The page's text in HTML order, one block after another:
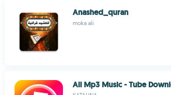
Anashed_quran
moka ali
All Mp3 Music - Tube